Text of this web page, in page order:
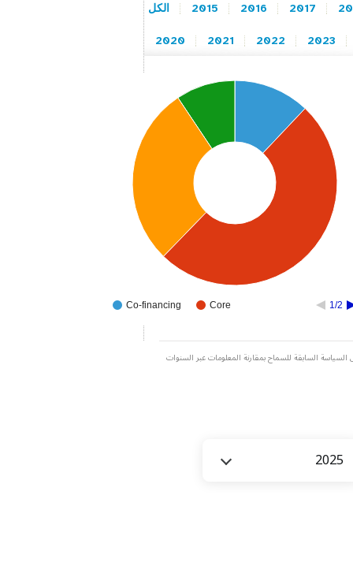
الكل 2015 2016 2017
2020 2021 2022 2023
Co-financing Core 1/2
بناءً على السياسة السابقة للسماح بمقارنة المعلومات عبر السنوات
2025